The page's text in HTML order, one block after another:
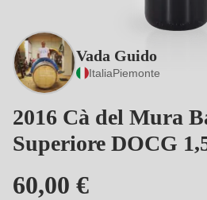
Vada Guido
ItaliaPiemonte
2016 Cà del Mura
Superiore DOCG
60,00 €